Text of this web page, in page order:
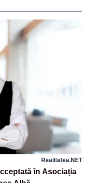
Realitatea.NET
în Asociația